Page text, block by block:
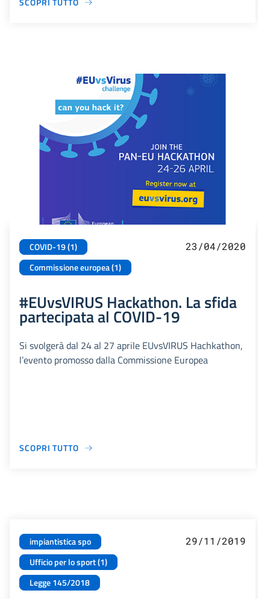
COVID-19 (1)
Commissione europea (1)
23/04/2020
#EUvsVIRUS Hackathon. La sfida
partecipata al COVID-19
Si svolgerà dal 24 al 27 aprile EUvsVIRUS Hachkathon,
l’evento promosso dalla Commissione Europea
SCOPRI TUTTO
impiantistica spo
Ufficio per lo sport (1)
Legge 145/2018
29/11/2019